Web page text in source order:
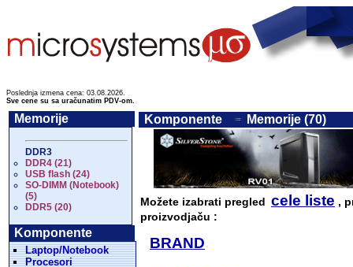
Poslednja izmena cena: 03.08.2026.
Sve cene su sa uračunatim PDV-om.
Memorije
DDR3
DDR4 (21)
USB flash (24)
SO-DIMM (Notebook)
(5)
DDR5 (20)
Komponente
Laptop/Notebook
Procesori
Komponente Memorije (70)
Možete izabrati pregled cele liste ,
proizvodjaču :
BRAND